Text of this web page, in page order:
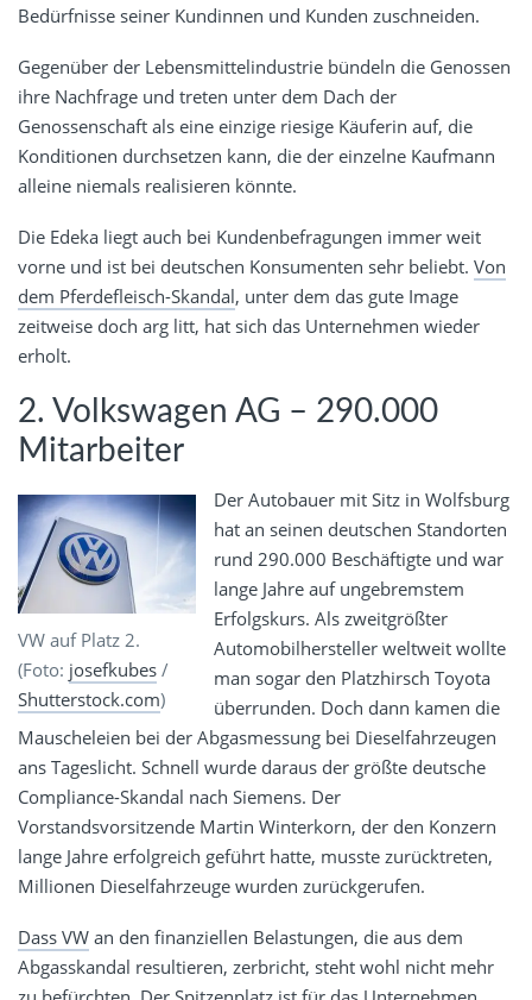
Bedürfnisse seiner Kundinnen und Kunden zuschneiden.
Gegenüber der Lebensmittelindustrie bündeln die Genossen
ihre Nachfrage und treten unter dem Dach der
Genossenschaft als eine einzige riesige Käuferin auf, die
Konditionen durchsetzen kann, die der einzelne Kaufmann
alleine niemals realisieren könnte.
Die Edeka liegt auch bei Kundenbefragungen immer weit
vorne und ist bei deutschen Konsumenten sehr beliebt. Von
dem Pferdefleisch-Skandal, unter dem das gute Image
zeitweise doch arg litt, hat sich das Unternehmen wieder
erholt.
2. Volkswagen AG – 290.000
Mitarbeiter
VW auf Platz 2.
(Foto: josefkubes /
Shutterstock.com)
Der Autobauer mit Sitz in Wolfsburg
hat an seinen deutschen Standorten
rund 290.000 Beschäftigte und war
lange Jahre auf ungebremstem
Erfolgskurs. Als zweitgrößter
Automobilhersteller weltweit wollte
man sogar den Platzhirsch Toyota
überrunden. Doch dann kamen die
Mauscheleien bei der Abgasmessung bei Dieselfahrzeugen
ans Tageslicht. Schnell wurde daraus der größte deutsche
Compliance-Skandal nach Siemens. Der
Vorstandsvorsitzende Martin Winterkorn, der den Konzern
lange Jahre erfolgreich geführt hatte, musste zurücktreten,
Millionen Dieselfahrzeuge wurden zurückgerufen.
Dass VW an den finanziellen Belastungen, die aus dem
Abgasskandal resultieren, zerbricht, steht wohl nicht mehr